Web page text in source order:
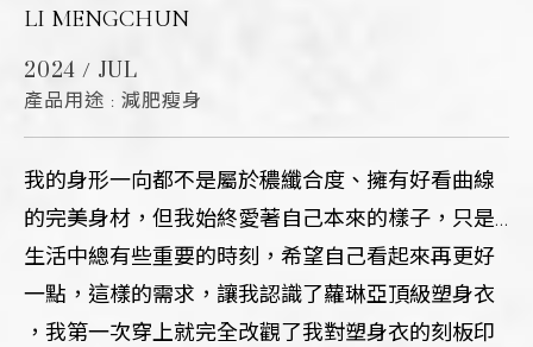
LI MENGCHUN
2024 / JUL
產品用途 : 減肥瘦身
我的身形一向都不是屬於穠纖合度、擁有好看曲線
的完美身材，但我始終愛著自己本來的樣子，只是…
生活中總有些重要的時刻，希望自己看起來再更好
一點，這樣的需求，讓我認識了蘿琳亞頂級塑身衣
，我第一次穿上就完全改觀了我對塑身衣的刻板印